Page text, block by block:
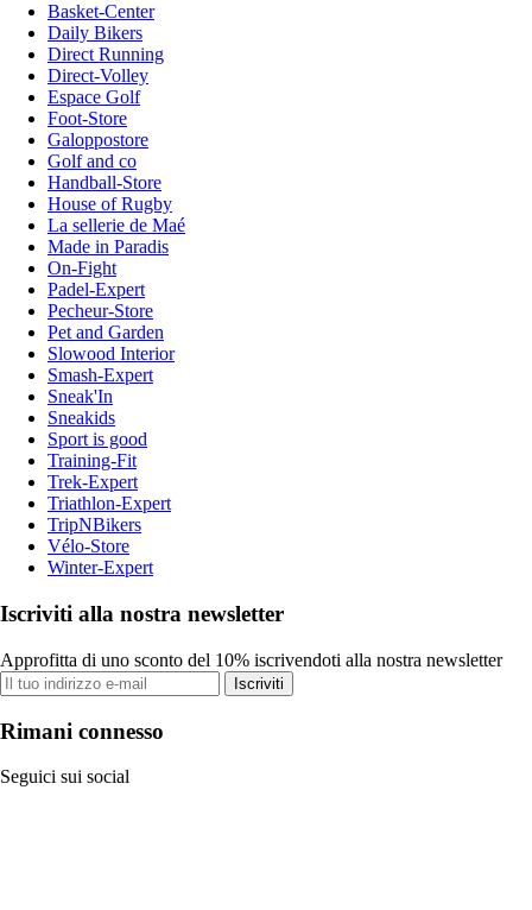
Basket-Center
Daily Bikers
Direct Running
Direct-Volley
Espace Golf
Foot-Store
Galoppostore
Golf and co
Handball-Store
House of Rugby
La sellerie de Maé
Made in Paradis
On-Fight
Padel-Expert
Pecheur-Store
Pet and Garden
Slowood Interior
Smash-Expert
Sneak'In
Sneakids
Sport is good
Training-Fit
Trek-Expert
Triathlon-Expert
TripNBikers
Vélo-Store
Winter-Expert
Iscriviti alla nostra newsletter
Approfitta di uno sconto del 10% iscrivendoti alla nostra newsletter
Iscriviti
Rimani connesso
Seguici sui social